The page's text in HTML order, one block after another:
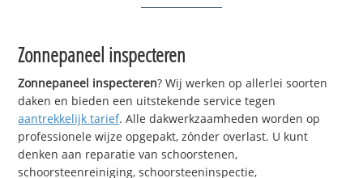
Zonnepaneel inspecteren
Zonnepaneel inspecteren? Wij werken op allerlei soorten
daken en bieden een uitstekende service tegen
aantrekkelijk tarief. Alle dakwerkzaamheden worden op
professionele wijze opgepakt, zónder overlast. U kunt
denken aan reparatie van schoorstenen,
schoorsteenreiniging, schoorsteeninspectie,